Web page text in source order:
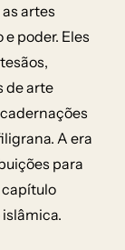
artes
poder. Eles
de arte
A era
para
capítulo